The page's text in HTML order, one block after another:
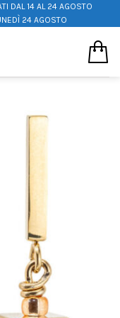
DAL 14 AL 24 AGOSTO
24 AGOSTO